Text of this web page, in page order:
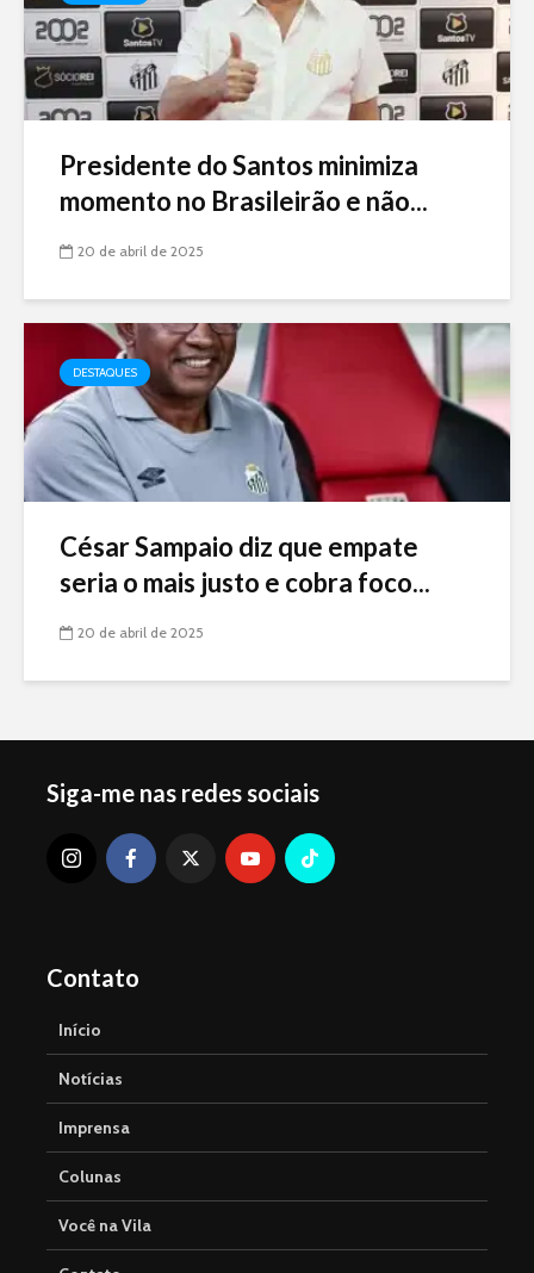
Presidente do Santos minimiza
momento no Brasileirão e não...
20 de abril de 2025
DESTAQUES
César Sampaio diz que empate
seria o mais justo e cobra foco...
20 de abril de 2025
Siga-me nas redes sociais
Contato
Início
Notícias
Imprensa
Colunas
Você na Vila